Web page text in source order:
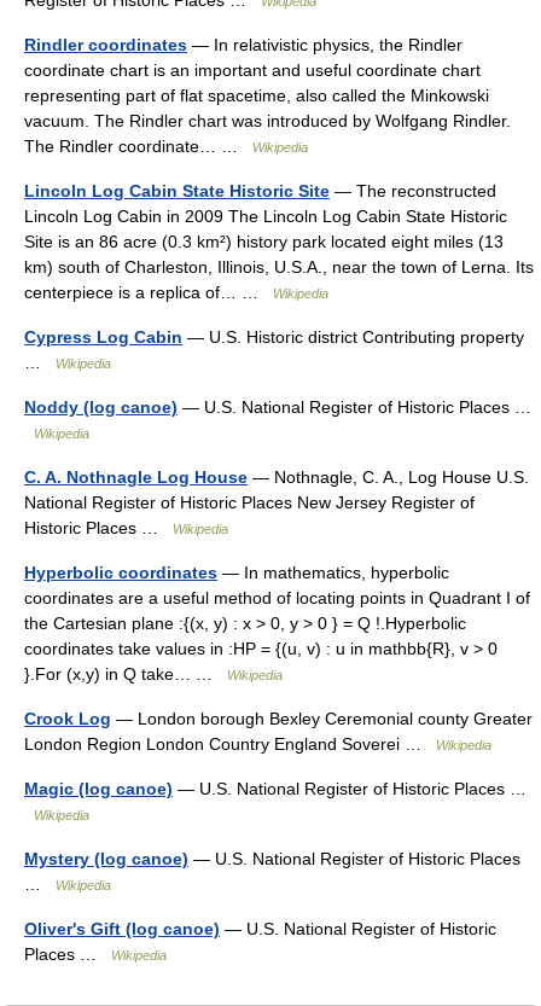
Rindler coordinates — In relativistic physics, the Rindler
coordinate chart is an important and useful coordinate chart
representing part of flat spacetime, also called the Minkowski
vacuum. The Rindler chart was introduced by Wolfgang Rindler.
The Rindler coordinate… …
Wikipedia
Lincoln Log Cabin State Historic Site — The reconstructed
Lincoln Log Cabin in 2009 The Lincoln Log Cabin State Historic
Site is an 86 acre (0.3 km²) history park located eight miles (13
km) south of Charleston, Illinois, U.S.A., near the town of Lerna. Its
centerpiece is a replica of… …
Wikipedia
Cypress Log Cabin — U.S. Historic district Contributing property
Wikipedia
Noddy (log canoe) — U.S. National Register of Historic Places …
Wikipedia
C. A. Nothnagle Log House — Nothnagle, C. A., Log House U.S.
National Register of Historic Places New Jersey Register of
Historic Places …
Wikipedia
Hyperbolic coordinates — In mathematics, hyperbolic
coordinates are a useful method of locating points in Quadrant I of
the Cartesian plane :{(x, y) : x > 0, y > 0 } = Q !.Hyperbolic
coordinates take values in :HP = {(u, v) : u in mathbb{R}, v > 0
}.For (x,y) in Q take… …
Wikipedia
Crook Log — London borough Bexley Ceremonial county Greater
London Region London Country England Soverei …
Wikipedia
Magic (log canoe) — U.S. National Register of Historic Places …
Wikipedia
Mystery (log canoe) — U.S. National Register of Historic Places
Wikipedia
Oliver's Gift (log canoe) — U.S. National Register of Historic
Places …
Wikipedia